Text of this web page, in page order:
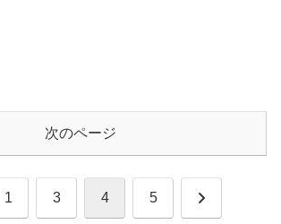
次のページ
1 3 4 5 次